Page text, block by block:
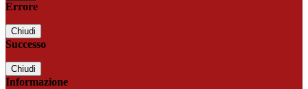
Errore
Chiudi
Successo
Chiudi
Informazione